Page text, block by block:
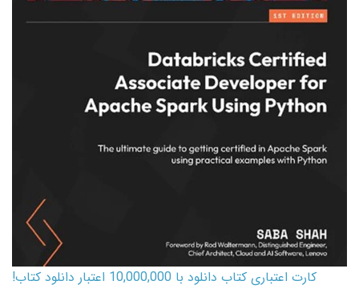
کارت اعتباری کتاب دانلود با 10,000,000 اعتبار دانلود کتاب!